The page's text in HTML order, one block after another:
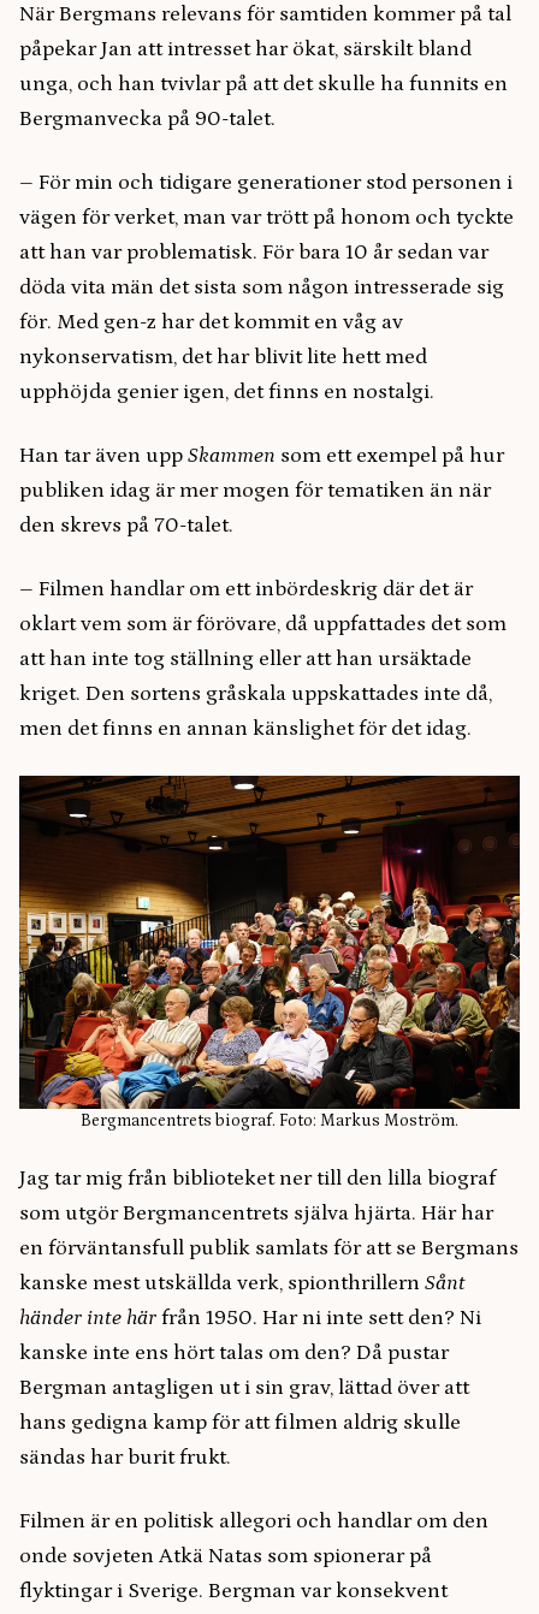
När Bergmans relevans för samtiden kommer på tal
påpekar Jan att intresset har ökat, särskilt bland
unga, och han tvivlar på att det skulle ha funnits en
Bergmanvecka på 90-talet.
– För min och tidigare generationer stod personen i
vägen för verket, man var trött på honom och tyckte
att han var problematisk. För bara 10 år sedan var
döda vita män det sista som någon intresserade sig
för. Med gen-z har det kommit en våg av
nykonservatism, det har blivit lite hett med
upphöjda genier igen, det finns en nostalgi.
Han tar även upp Skammen som ett exempel på hur
publiken idag är mer mogen för tematiken än när
den skrevs på 70-talet.
– Filmen handlar om ett inbördeskrig där det är
oklart vem som är förövare, då uppfattades det som
att han inte tog ställning eller att han ursäktade
kriget. Den sortens gråskala uppskattades inte då,
men det finns en annan känslighet för det idag.
Bergmancentrets biograf. Foto: Markus Moström.
Jag tar mig från biblioteket ner till den lilla biograf
som utgör Bergmancentrets själva hjärta. Här har
en förväntansfull publik samlats för att se Bergmans
kanske mest utskällda verk, spionthrillern Sånt
händer inte här från 1950. Har ni inte sett den? Ni
kanske inte ens hört talas om den? Då pustar
Bergman antagligen ut i sin grav, lättad över att
hans gedigna kamp för att filmen aldrig skulle
sändas har burit frukt.
Filmen är en politisk allegori och handlar om den
onde sovjeten Atkä Natas som spionerar på
flyktingar i Sverige. Bergman var konsekvent